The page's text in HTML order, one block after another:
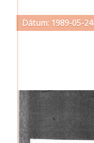
Dátum: 1989-05-24